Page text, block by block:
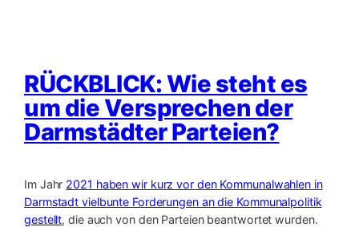
RÜCKBLICK: Wie steht es
um die Versprechen der
Darmstädter Parteien?
Im Jahr 2021 haben wir kurz vor den Kommunalwahlen in
Darmstadt vielbunte Forderungen an die Kommunalpolitik
gestellt, die auch von den Parteien beantwortet wurden.